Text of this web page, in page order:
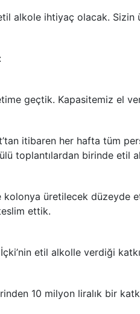
alkole ihtiyaç olacak. Sizin
geçtik. Kapasitemiz el
itibaren her hafta tüm
toplantılardan birinde etil
üretilecek düzeyde
ettik.
etil alkolle verdiği
10 milyon liralık bir